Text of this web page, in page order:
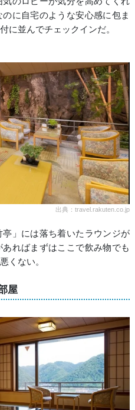
に自宅のような安心感に包ま
に並んでチェックインだ。
出典：travel.rakuten.co.jp
」には落ち着いたラウンジが
ればまずはここで飲み物でも
くない。
屋